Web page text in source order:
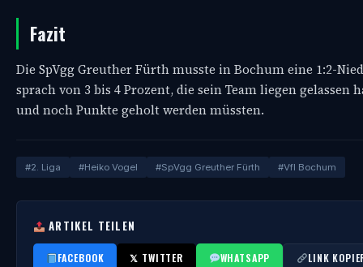
Fazit
Die SpVgg Greuther Fürth musste in Bochum eine 1:2-
sprach von 3 bis 4 Prozent, die sein Team liegen gelassen
und noch Punkte geholt werden müssten.
#2. Liga #Heiko Vogel #SpVgg Greuther Fürth #Vfl Bochum
ARTIKEL TEILEN
FACEBOOK 𝕏 TWITTER WHATSAPP LINK